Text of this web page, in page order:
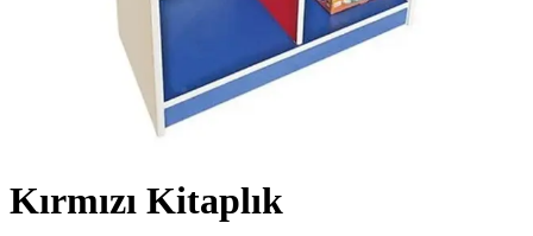
Kırmızı Kitaplık